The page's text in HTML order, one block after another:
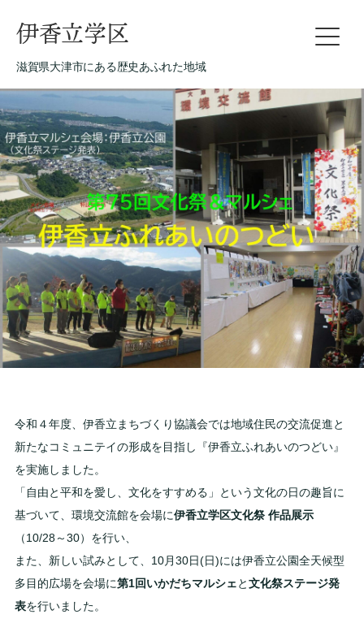
伊香立学区
滋賀県大津市にある歴史あふれた地域
令和４年度、伊香立まちづくり協議会では地域住民の交流促進と
新たなコミュニテイの形成を目指し『伊香立ふれあいのつどい』
を実施しました。
「自由と平和を愛し、文化をすすめる」という文化の日の趣旨に
基づいて、環境交流館を会場に伊香立学区文化祭 作品展示
（10/28～30）を行い、
また、新しい試みとして、10月30日(日)には伊香立公園全天候型
多目的広場を会場に第1回いかだちマルシェと文化祭ステージ発
表を行いました。